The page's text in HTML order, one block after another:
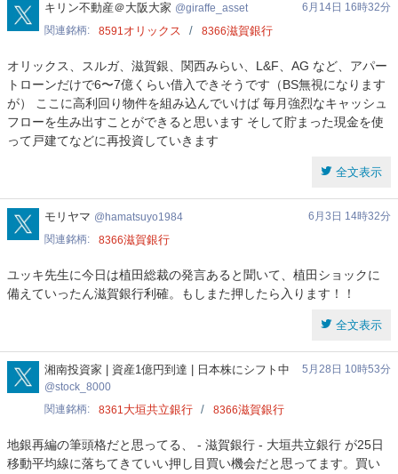
giraffe_asset
キリン不動産＠大阪大家 giraffe_asset
6月14日 16時32分
関連銘柄
8591オリックス 8366滋賀銀行
オリックス、スルガ、滋賀銀、関西みらい、L&F、AG など、アパー
トローンだけで6〜7億くらい借入できそうです（BS無視になります
が） ここに高利回り物件を組み込んでいけば 毎月強烈なキャッシュ
フローを生み出すことができると思います そして貯まった現金を使
って戸建てなどに再投資していきます
全文表示
hamatsuyo1984
モリヤマ hamatsuyo1984
6月3日 14時32分
関連銘柄
8366滋賀銀行
ユッキ先生に今日は植田総裁の発言あると聞いて、植田ショックに
備えていったん滋賀銀行利確。もしまた押したら入ります！！
全文表示
stock_8000
湘南投資家 | 資産1億円到達 | 日本株にシフト中
stock_8000
5月28日 10時53分
関連銘柄 8361大垣共立銀行 8366滋賀銀行
地銀再編の筆頭格だと思ってる、 - 滋賀銀行 - 大垣共立銀行 が25日
移動平均線に落ちてきていい押し目買い機会だと思ってます。買い